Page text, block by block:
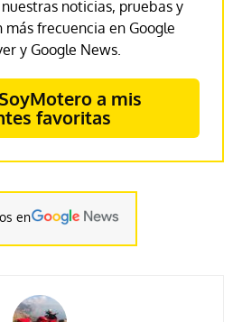
noticias, pruebas y
más frecuencia en Google
y Google News.
a mis
favoritas
en